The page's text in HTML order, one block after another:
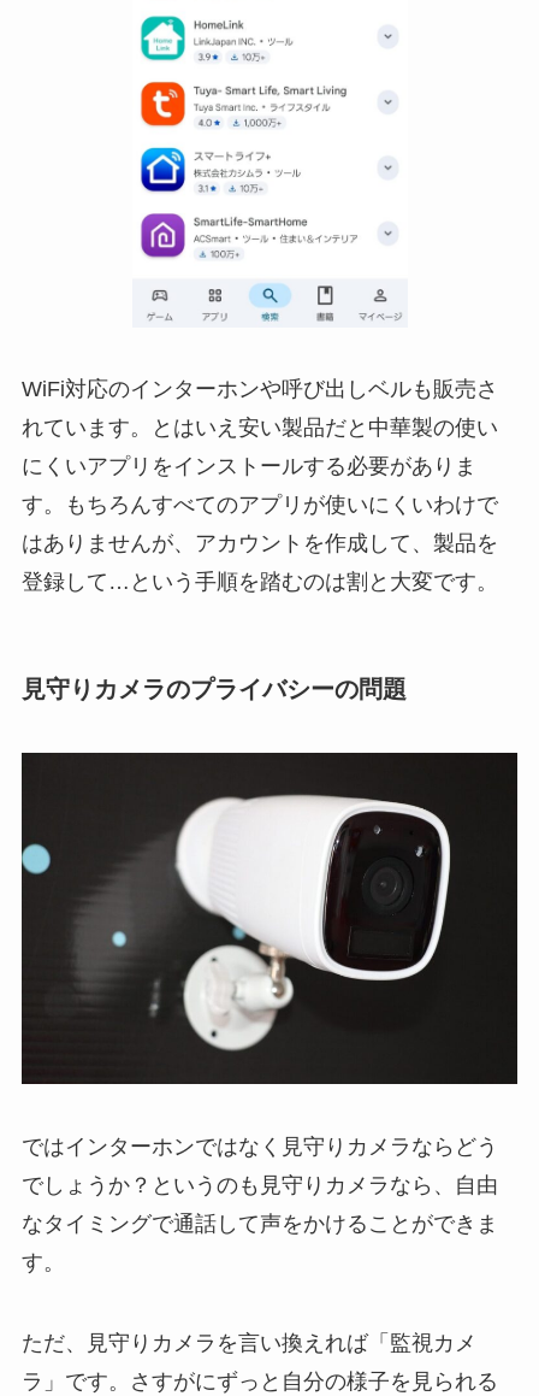
WiFi対応のインターホンや呼び出しベルも販売さ
れています。とはいえ安い製品だと中華製の使い
にくいアプリをインストールする必要がありま
す。もちろんすべてのアプリが使いにくいわけで
はありませんが、アカウントを作成して、製品を
登録して…という手順を踏むのは割と大変です。
見守りカメラのプライバシーの問題
ではインターホンではなく見守りカメラならどう
でしょうか？というのも見守りカメラなら、自由
なタイミングで通話して声をかけることができま
す。
ただ、見守りカメラを言い換えれば「監視カメ
ラ」です。さすがにずっと自分の様子を見られる